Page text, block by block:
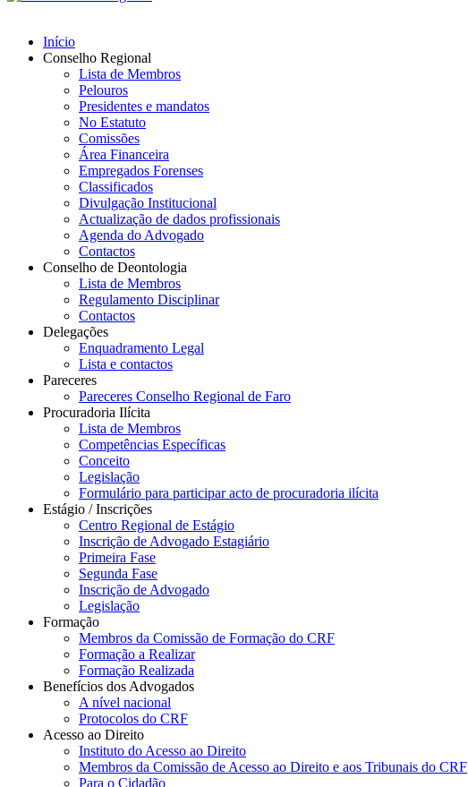
Início
Conselho Regional
Lista de Membros
Pelouros
Presidentes e mandatos
No Estatuto
Comissões
Área Financeira
Empregados Forenses
Classificados
Divulgação Institucional
Actualização de dados profissionais
Agenda do Advogado
Contactos
Conselho de Deontologia
Lista de Membros
Regulamento Disciplinar
Contactos
Delegações
Enquadramento Legal
Lista e contactos
Pareceres
Pareceres Conselho Regional de Faro
Procuradoria Ilícita
Lista de Membros
Competências Específicas
Conceito
Legislação
Formulário para participar acto de procuradoria ilícita
Estágio / Inscrições
Centro Regional de Estágio
Inscrição de Advogado Estagiário
Primeira Fase
Segunda Fase
Inscrição de Advogado
Legislação
Formação
Membros da Comissão de Formação do CRF
Formação a Realizar
Formação Realizada
Benefícios dos Advogados
A nível nacional
Protocolos do CRF
Acesso ao Direito
Instituto do Acesso ao Direito
Membros da Comissão de Acesso ao Direito e aos Tribunais do CRF
Para o Cidadão